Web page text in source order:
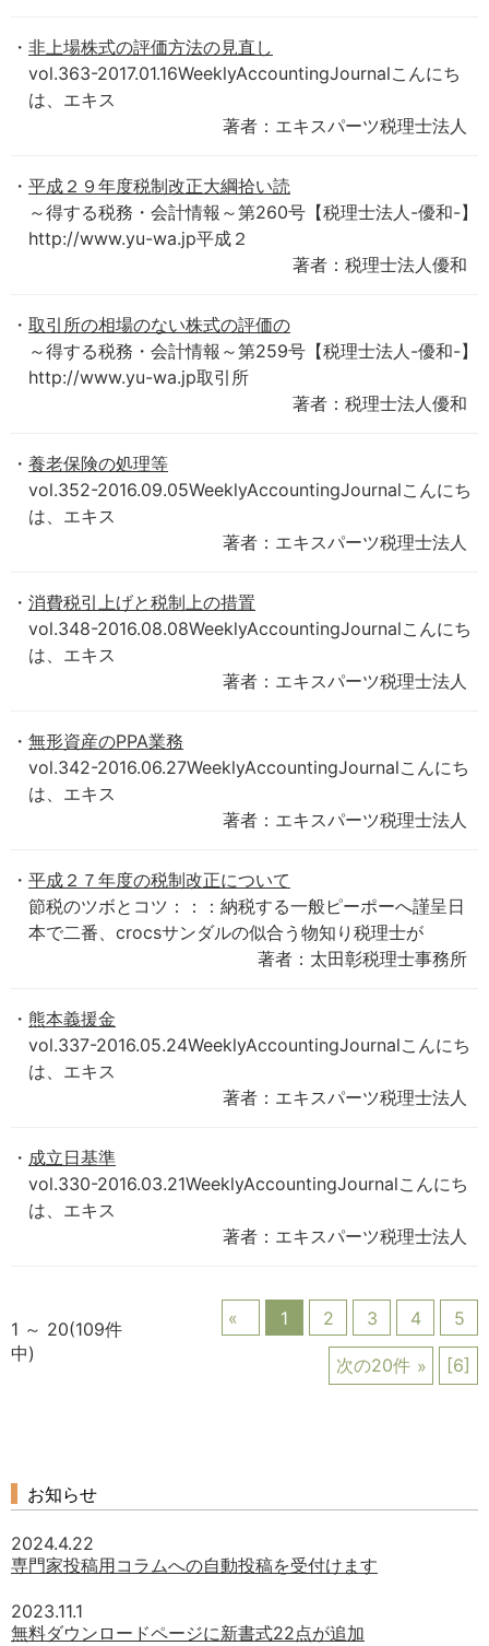
非上場株式の評価方法の見直し
vol.363-2017.01.16WeeklyAccountingJournalこんにち
は、エキス
著者：エキスパーツ税理士法人
平成２９年度税制改正大綱拾い読
～得する税務・会計情報～第260号【税理士法人-優和-】
http://www.yu-wa.jp平成２
著者：税理士法人優和
取引所の相場のない株式の評価の
～得する税務・会計情報～第259号【税理士法人-優和-】
http://www.yu-wa.jp取引所
著者：税理士法人優和
養老保険の処理等
vol.352-2016.09.05WeeklyAccountingJournalこんにち
は、エキス
著者：エキスパーツ税理士法人
消費税引上げと税制上の措置
vol.348-2016.08.08WeeklyAccountingJournalこんにち
は、エキス
著者：エキスパーツ税理士法人
無形資産のPPA業務
vol.342-2016.06.27WeeklyAccountingJournalこんにち
は、エキス
著者：エキスパーツ税理士法人
平成２７年度の税制改正について
節税のツボとコツ：：：納税する一般ピーポーへ謹呈日
本で二番、crocsサンダルの似合う物知り税理士が
著者：太田彰税理士事務所
熊本義援金
vol.337-2016.05.24WeeklyAccountingJournalこんにち
は、エキス
著者：エキスパーツ税理士法人
成立日基準
vol.330-2016.03.21WeeklyAccountingJournalこんにち
は、エキス
著者：エキスパーツ税理士法人
1 ～ 20(109件
中)
1 2 3 4 5
次の20件 [6]
お知らせ
2024.4.22
専門家投稿用コラムへの自動投稿を受付けます
2023.11.1
無料ダウンロードページに新書式22点が追加